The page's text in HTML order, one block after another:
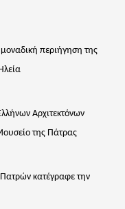
περιήγηση της
Αρχιτεκτόνων
της Πάτρας
κατέγραφε την